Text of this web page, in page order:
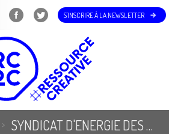
S'INSCRIRE À LA NEWSLETTER
SYNDICAT D'ENERGIE DES DEUX-SÈVRES // PLAN DE COMMUNICATION ENERGIE SOLAIRE